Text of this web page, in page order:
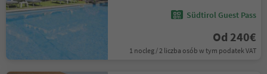
Südtirol Guest Pass
Od 240€
1 nocleg / 2 liczba osób w tym podatek VAT